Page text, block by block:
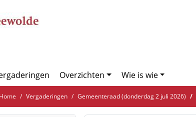
Overzichten Wie is wie
Home Vergaderingen Gemeenteraad (donderdag 2 juli 2026)